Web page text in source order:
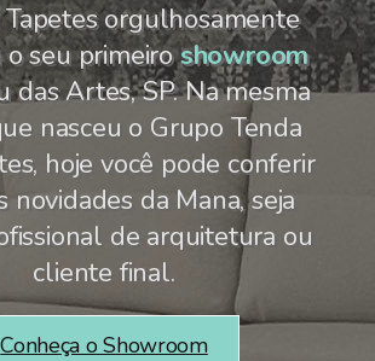
orgulhosamente
o seu primeiroshowroom
das Artes, SP. Na mesma
nasceu o Grupo Tenda
hoje você pode conferir
novidades da Mana, seja
de arquitetura ou
cliente final.
Conheça o Showroom